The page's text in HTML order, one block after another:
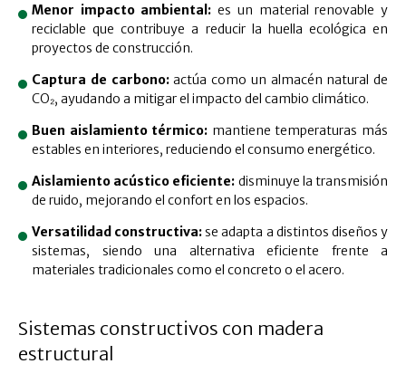
Menor impacto ambiental: es un material renovable y
reciclable que contribuye a reducir la huella ecológica en
proyectos de construcción.
Captura de carbono:actúa como un almacén natural de
CO₂, ayudando a mitigar el impacto del cambio climático.
Buen aislamiento térmico: mantiene temperaturas más
estables en interiores, reduciendo el consumo energético.
Aislamiento acústico eficiente: disminuye la transmisión
de ruido, mejorando el confort en los espacios.
Versatilidad constructiva: se adapta a distintos diseños y
sistemas, siendo una alternativa eficiente frente a
materiales tradicionales como el concreto o el acero.
Sistemas constructivos con madera
estructural